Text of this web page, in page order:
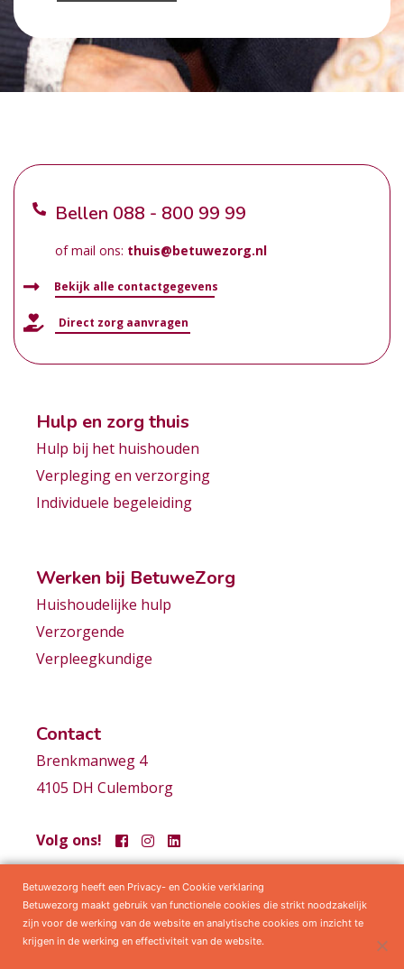
Bellen 088 - 800 99 99
of mail ons: thuis@betuwezorg.nl
Bekijk alle contactgegevens
Direct zorg aanvragen
Hulp en zorg thuis
Hulp bij het huishouden
Verpleging en verzorging
Individuele begeleiding
Werken bij BetuweZorg
Huishoudelijke hulp
Verzorgende
Verpleegkundige
Contact
Brenkmanweg 4
4105 DH Culemborg
Volg ons!
Samenwerkingen Privacy statement Algemene voorwaarden
Betuwezorg heeft een Privacy- en Cookie verklaring
Betuwezorg maakt gebruik van functionele cookies die strikt noodzakelijk
zijn voor de werking van de website en analytische cookies om inzicht te
krijgen in de werking en effectiviteit van de website.